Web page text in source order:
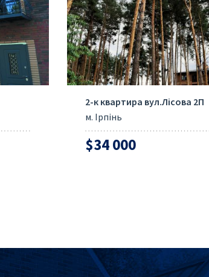
2-к квартира вул.Лісова 2П
м. Ірпінь
$34 000